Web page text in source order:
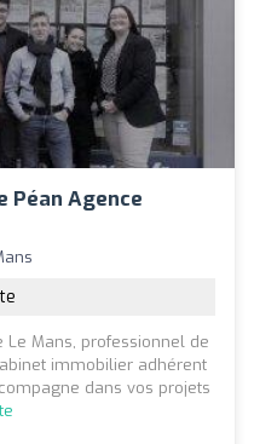
Péan Agence
Mans, professionnel de
immobilier adhérent
dans vos projets